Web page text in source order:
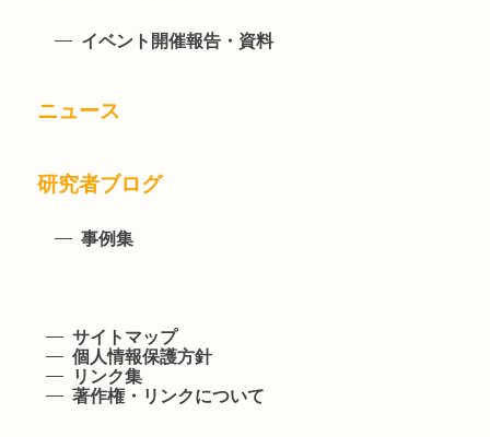
イベント開催報告・資料
ニュース
研究者ブログ
事例集
サイトマップ
個人情報保護方針
リンク集
著作権・リンクについて